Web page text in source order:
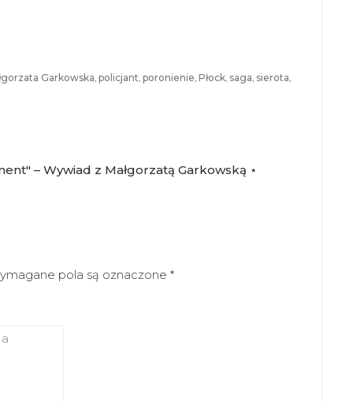
Garkowska, policjant, poronienie, Płock, saga, sierota,
– Wywiad z Małgorzatą Garkowską ⋆
pola są oznaczone *